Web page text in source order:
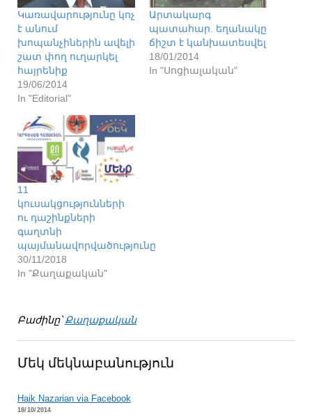
Կառավարությունը կոչ
է անում
խոպանչիներին ավելի
շատ փող ուղարկել
հայրենիք
19/06/2014
In "Editorial"
Արտակարգ
պատահար. եղանակը
ճիշտ է կանխատեսվել
18/01/2014
In "Սոցիալական"
11
կուսակցությունների
ու դաշինքների
գաղտնի
պայմանավորվածությունը
30/11/2018
In "Քաղաքական"
Բաժինը՝Քաղաքական
Մեկ մեկնաբանություն
Haik Nazarian via Facebook
18/10/2014